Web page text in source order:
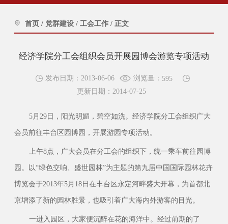
首页 / 党群建设 / 工会工作 / 正文
经济学院分工会组织会员开展园博会游览专项活动
发布日期：2013-06-06 浏览量： 595
更新日期：2014-07-25
5月29日，阳光明媚，碧空如洗。经济学院分工会组织广大
会员前往丰台区园博园，开展游园专项活动。
上午8点，广大会员在分工会的组织下，统一乘车前往园博
园。以“绿色交响、盛世园林”为主题的第九届中国国际园林花卉
博览会于2013年5月18日在丰台区永定河畔盛大开幕，为首都北
京增添了新的园林胜景，也吸引着广大海内外游客的目光。
一进入园区，大家便沉醉在花的海洋中。经过前期的了